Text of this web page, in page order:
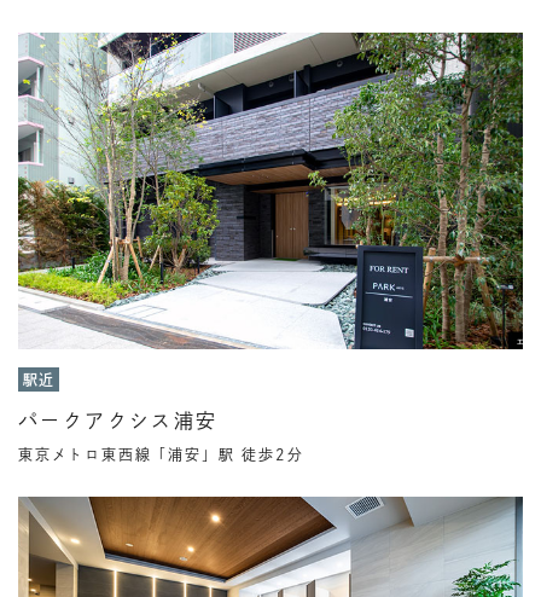
駅近
パークアクシス浦安
東京メトロ東西線「浦安」駅 徒歩2分